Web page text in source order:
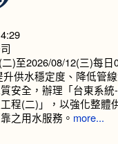
)至2026/08/12(三)每日
升供水穩定度、降低管
安全，辦理「台東系統
程(二)」，以強化整體
之用水服務。 more...